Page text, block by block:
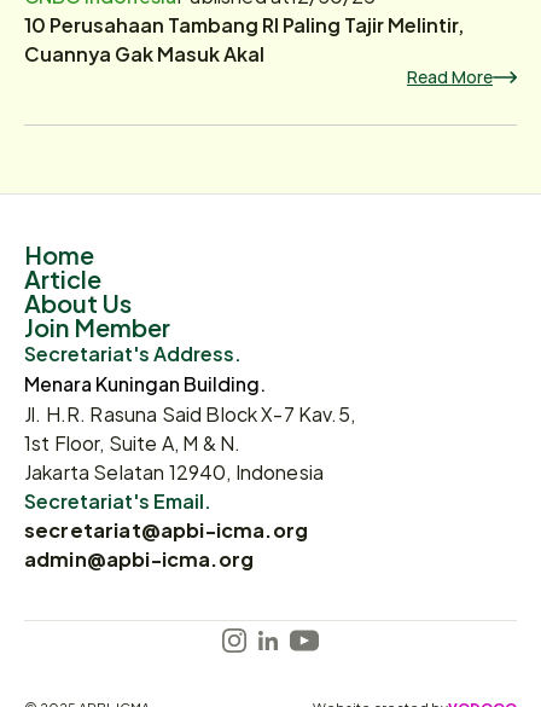
10 Perusahaan Tambang RI Paling Tajir Melintir,
Cuannya Gak Masuk Akal
Read More
Home
Article
About Us
Join Member
Secretariat's Address.
Menara Kuningan Building.
Jl. H.R. Rasuna Said Block X-7 Kav.5,
1st Floor, Suite A, M & N.
Jakarta Selatan 12940, Indonesia
Secretariat's Email.
secretariat@apbi-icma.org
admin@apbi-icma.org